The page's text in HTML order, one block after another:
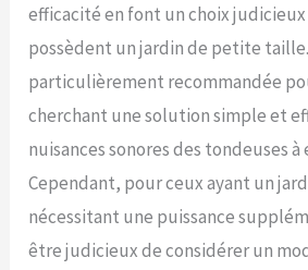
efficacité en font un choix
possèdent un jardin de petite
particulièrement recommandée
cherchant une solution simple et
nuisances sonores des tondeuses à
Cependant, pour ceux ayant un
nécessitant une puissance
être judicieux de considérer un